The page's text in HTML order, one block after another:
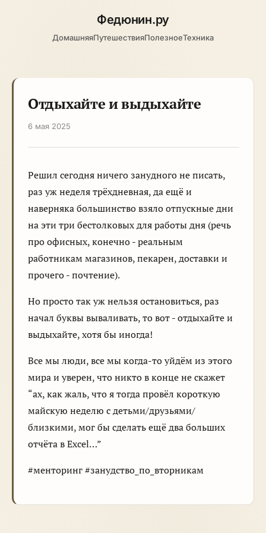
Федюнин.ру
ДомашняяПутешествияПолезноеТехника
Отдыхайте и выдыхайте
6 мая 2025
Решил сегодня ничего занудного не писать,
раз уж неделя трёхдневная, да ещё и
наверняка большинство взяло отпускные дни
на эти три бестолковых для работы дня (речь
про офисных, конечно - реальным
работникам магазинов, пекарен, доставки и
прочего - почтение).
Но просто так уж нельзя остановиться, раз
начал буквы вываливать, то вот - отдыхайте и
выдыхайте, хотя бы иногда!
Все мы люди, все мы когда-то уйдём из этого
мира и уверен, что никто в конце не скажет
“ах, как жаль, что я тогда провёл короткую
майскую неделю с детьми/друзьями/
близкими, мог бы сделать ещё два больших
отчёта в Excel…”
#менторинг #занудство_по_вторникам